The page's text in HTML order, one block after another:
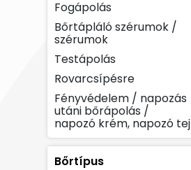
Fogápolás
Bőrtápláló szérumok /
szérumok
Testápolás
Rovarcsípésre
Fényvédelem / napozás
utáni bőrápolás /
napozó krém, napozó tej
Bőrtípus